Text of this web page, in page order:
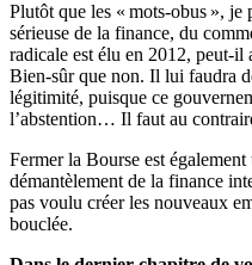
Plutôt que les « mots-obus », je
sérieuse de la finance, du
radicale est élu en 2012, peut-il
Bien-sûr que non. Il lui faudra
légitimité, puisque ce
l’abstention… Il faut au
Fermer la Bourse est
démantèlement de la finance
pas voulu créer les nouveaux
bouclée.